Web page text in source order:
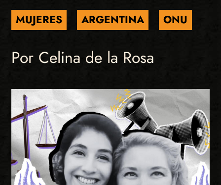
MUJERES ARGENTINA ONU
Por Celina de la Rosa